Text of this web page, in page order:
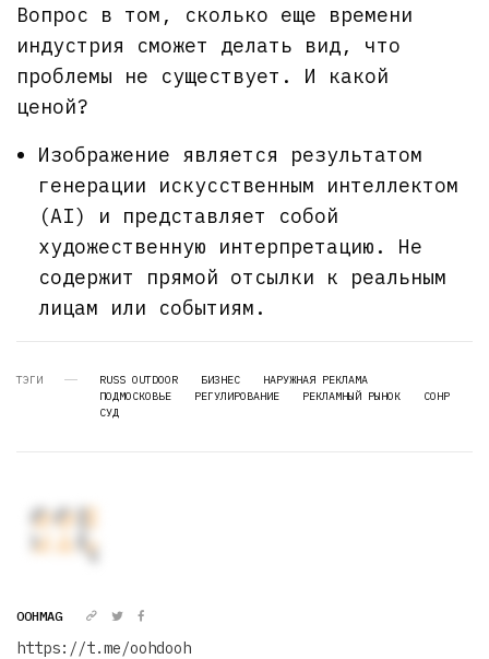
Вопрос в том, сколько еще времени
индустрия сможет делать вид, что
проблемы не существует. И какой
ценой?
Изображение является результатом
генерации искусственным интеллектом
(AI) и представляет собой
художественную интерпретацию. Не
содержит прямой отсылки к реальным
лицам или событиям.
ТЭГИ RUSS OUTDOOR БИЗНЕС
НАРУЖНАЯ РЕКЛАМА
ПОДМОСКОВЬЕ
РЕГУЛИРОВАНИЕ РЕКЛАМНЫЙ РЫНОК
СОНР
СУД
OOHMAG
https://t.me/oohdooh